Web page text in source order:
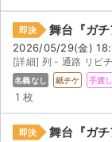
即決 舞台『ガ
2026/05/29(金)
名義なし 紙チケ 手渡し
1 枚
即決 舞台『ガ